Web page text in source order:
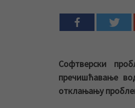
Софтверски
пречишћавање
отклањању